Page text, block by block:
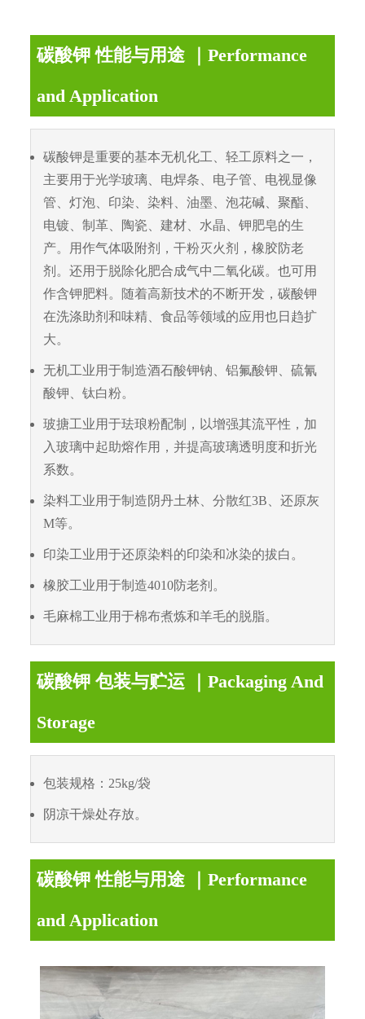
碳酸钾 性能与用途 ｜Performance
and Application
碳酸钾是重要的基本无机化工、轻工原料之一，
主要用于光学玻璃、电焊条、电子管、电视显像
管、灯泡、印染、染料、油墨、泡花碱、聚酯、
电镀、制革、陶瓷、建材、水晶、钾肥皂的生
产。用作气体吸附剂，干粉灭火剂，橡胶防老
剂。还用于脱除化肥合成气中二氧化碳。也可用
作含钾肥料。随着高新技术的不断开发，碳酸钾
在洗涤助剂和味精、食品等领域的应用也日趋扩
大。
无机工业用于制造酒石酸钾钠、铝氟酸钾、硫氰
酸钾、钛白粉。
玻搪工业用于珐琅粉配制，以增强其流平性，加
入玻璃中起助熔作用，并提高玻璃透明度和折光
系数。
染料工业用于制造阴丹土林、分散红3B、还原灰
M等。
印染工业用于还原染料的印染和冰染的拔白。
橡胶工业用于制造4010防老剂。
毛麻棉工业用于棉布煮炼和羊毛的脱脂。
碳酸钾 包装与贮运 ｜Packaging And
Storage
包装规格：25kg/袋
阴凉干燥处存放。
碳酸钾 性能与用途 ｜Performance
and Application